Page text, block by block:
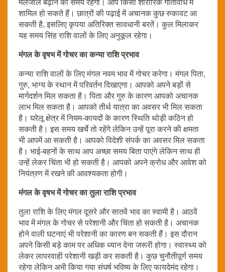
मेलजोल बढ़ाने का समय रहेगा। आप किसी शारीरिक गतिविधि में
शामिल हो सकते हैं। छात्रों की पढ़ाई में अचानक कुछ रुकावट आ
सकती है, इसलिए कृपया अतिरिक्त सावधानी बरतें। कुल मिलाकर
यह समय सिंह राशि वालों के लिए अनुकूल रहेगा।
मंगल के वृषभ में गोचर का कन्या राशि प्रभाव
कन्या राशि वालों के लिए मंगल नवम भाव में गोचर करेगा। मंगल पिता,
गुरु, भाग्य के स्थान में परिवर्तन दिखाएगा। आपको अपने बड़ों से
मार्गदर्शन मिल सकता है। पिता और गुरु के कारण आपको अचानक
लाभ मिल सकता है। आपको तीर्थ यात्रा का अवसर भी मिल सकता
है। घरेलू क्षेत्र में नियम-कायदों के कारण स्थिति थोड़ी कठिन हो
सकती है। इस समय खर्चे तो रहेंगे लेकिन उन्हें पूरा करने की क्षमता
भी आपमें आ सकती है। आपको विदेशी संपर्क का अवसर मिल सकता
है। भाई-बहनों के साथ आप अच्छा समय बिता पाएंगे लेकिन साथ ही
उन्हें लेकर चिंता भी हो सकती है। आपको अपने क्रोध और आवेश को
नियंत्रण में रखने की आवश्यकता होगी।
मंगल के वृषभ में गोचर का तुला राशि प्रभाव
तुला राशि के लिए मंगल दूसरे और सातवें भाव का स्वामी है। आठवें
भाव में मंगल के गोचर से परेशानी और चिंता हो सकती है। अचानक
होने वाली घटनाएं भी परेशानी का कारण बन सकती हैं। इस दौरान
अपने किसी बड़े काम पर अधिक ध्यान देना जरूरी होगा। स्वास्थ्य को
लेकर लापरवाही परेशानी खड़ी कर सकती है। कुछ चुनौतीपूर्ण समय
रहेगा लेकिन अभी किया गया संघर्ष भविष्य के लिए फायदेमंद रहेगा।